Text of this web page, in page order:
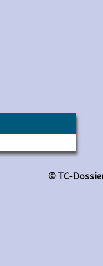
Force)
© TC-